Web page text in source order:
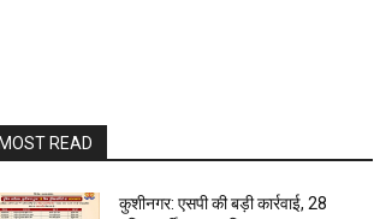
READ
कुशीनगर: एसपी की बड़ी कार्रवाई, 28